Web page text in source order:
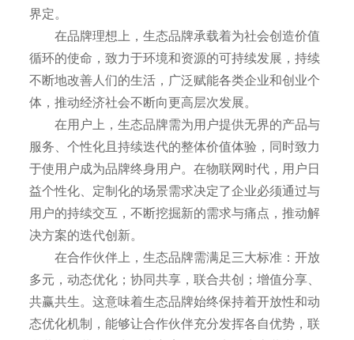
界定。
在品牌理想上，生态品牌承载着为社会创造价值
循环的使命，致力于环境和资源的可持续发展，持续
不断地改善人们的生活，广泛赋能各类企业和创业个
体，推动经济社会不断向更高层次发展。
在用户上，生态品牌需为用户提供无界的产品与
服务、个性化且持续迭代的整体价值体验，同时致力
于使用户成为品牌终身用户。在物联网时代，用户日
益个性化、定制化的场景需求决定了企业必须通过与
用户的持续交互，不断挖掘新的需求与痛点，推动解
决方案的迭代创新。
在合作伙伴上，生态品牌需满足三大标准：开放
多元，动态优化；协同共享，联合共创；增值分享、
共赢共生。这意味着生态品牌始终保持着开放性和动
态优化机制，能够让合作伙伴充分发挥各自优势，联